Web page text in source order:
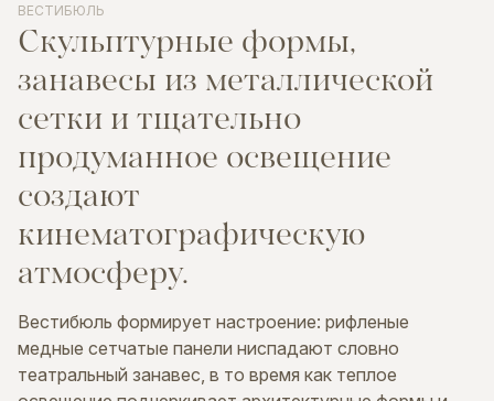
ВЕСТИБЮЛЬ
Скульптурные формы,
занавесы из металлической
сетки и тщательно
продуманное освещение
создают
кинематографическую
атмосферу.
Вестибюль формирует настроение: рифленые
медные сетчатые панели ниспадают словно
театральный занавес, в то время как теплое